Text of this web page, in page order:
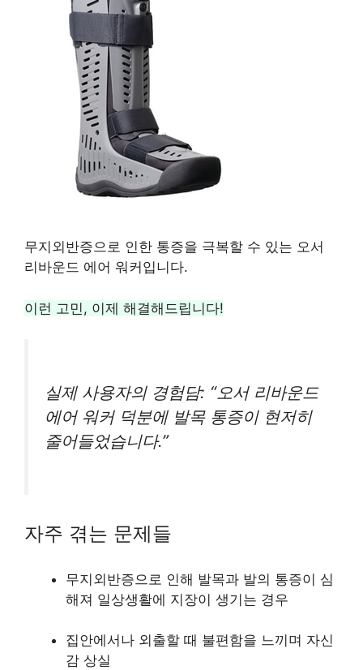
무지외반증으로 인한 통증을 극복할 수 있는 오서
리바운드 에어 워커입니다.
이런 고민, 이제 해결해드립니다!
실제 사용자의 경험담: “오서 리바운드
에어 워커 덕분에 발목 통증이 현저히
줄어들었습니다.”
자주 겪는 문제들
무지외반증으로 인해 발목과 발의 통증이 심
해져 일상생활에 지장이 생기는 경우
집안에서나 외출할 때 불편함을 느끼며 자신
감 상실